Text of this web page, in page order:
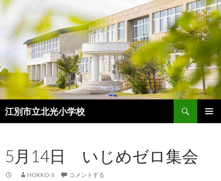
江別市立北光小学校
索
ン
ツ
へ
5月14日 いじめゼロ集会
HOKKO-S コメントする